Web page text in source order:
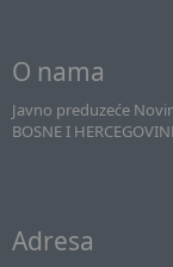
O nama
Javno preduzeće
BOSNE I
Adresa